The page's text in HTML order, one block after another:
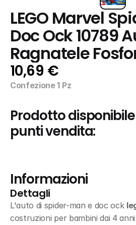
LEGO Marvel
Doc Ock 10789
Ragnatele
10,69 €
Confezione 1 Pz
Prodotto
punti vendita:
Informazioni
Dettagli
L'auto di spider-man e doc ock
costruzioni per bambini dai 4